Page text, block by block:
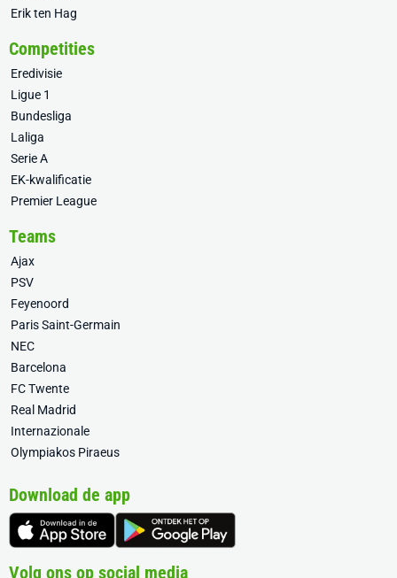
Erik ten Hag
Competities
Eredivisie
Ligue 1
Bundesliga
Laliga
Serie A
EK-kwalificatie
Premier League
Teams
Ajax
PSV
Feyenoord
Paris Saint-Germain
NEC
Barcelona
FC Twente
Real Madrid
Internazionale
Olympiakos Piraeus
Download de app
Volg ons op social media